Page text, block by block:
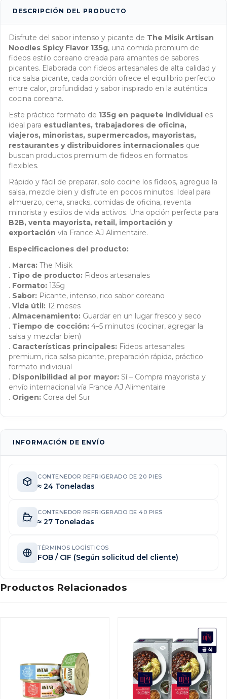
DESCRIPCIÓN DEL PRODUCTO
Disfrute del sabor intenso y picante de The Misik Artisan
Noodles Spicy Flavor 135g, una comida premium de
fideos estilo coreano creada para amantes de sabores
picantes. Elaborada con fideos artesanales de alta calidad y
rica salsa picante, cada porción ofrece el equilibrio perfecto
entre calor, profundidad y sabor inspirado en la auténtica
cocina coreana.
Este práctico formato de 135g en paquete individual es
ideal para estudiantes, trabajadores de oficina,
viajeros, minoristas, supermercados, mayoristas,
restaurantes y distribuidores internacionales que
buscan productos premium de fideos en formatos
flexibles.
Rápido y fácil de preparar, solo cocine los fideos, agregue la
salsa, mezcle bien y disfrute en pocos minutos. Ideal para
almuerzo, cena, snacks, comidas de oficina, reventa
minorista y estilos de vida activos. Una opción perfecta para
B2B, venta mayorista, retail, importación y
exportación vía France AJ Alimentaire.
Especificaciones del producto:
. Marca: The Misik
. Tipo de producto: Fideos artesanales
. Formato: 135g
. Sabor: Picante, intenso, rico sabor coreano
. Vida útil: 12 meses
. Almacenamiento: Guardar en un lugar fresco y seco
. Tiempo de cocción: 4–5 minutos (cocinar, agregar la
salsa y mezclar bien)
. Características principales: Fideos artesanales
premium, rica salsa picante, preparación rápida, práctico
formato individual
. Disponibilidad al por mayor: Sí – Compra mayorista y
envío internacional vía France AJ Alimentaire
. Origen: Corea del Sur
INFORMACIÓN DE ENVÍO
CONTENEDOR REFRIGERADO DE 20 PIES
≈ 24 Toneladas
CONTENEDOR REFRIGERADO DE 40 PIES
≈ 27 Toneladas
TÉRMINOS LOGÍSTICOS
FOB / CIF (Según solicitud del cliente)
Productos Relacionados